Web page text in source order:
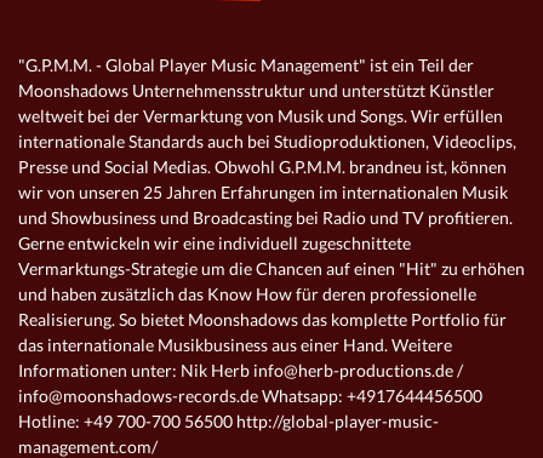
"G.P.M.M. - Global Player Music Management" ist ein Teil der
Moonshadows Unternehmensstruktur und unterstützt Künstler
weltweit bei der Vermarktung von Musik und Songs. Wir erfüllen
internationale Standards auch bei Studioproduktionen, Videoclips,
Presse und Social Medias. Obwohl G.P.M.M. brandneu ist, können
wir von unseren 25 Jahren Erfahrungen im internationalen Musik
und Showbusiness und Broadcasting bei Radio und TV profitieren.
Gerne entwickeln wir eine individuell zugeschnittete
Vermarktungs-Strategie um die Chancen auf einen "Hit" zu erhöhen
und haben zusätzlich das Know How für deren professionelle
Realisierung. So bietet Moonshadows das komplette Portfolio für
das internationale Musikbusiness aus einer Hand. Weitere
Informationen unter: Nik Herb info@herb-productions.de /
info@moonshadows-records.de Whatsapp: +4917644456500
Hotline: +49 700-700 56500 http://global-player-music-
management.com/